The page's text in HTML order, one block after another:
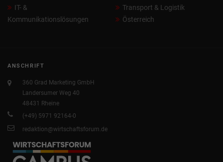
IT- &
Kommunikationslösungen
Transport & Logistik
Österreich
ANSCHRIFT
360 Grad Marketing GmbH
Landersumer Weg 40
48431 Rheine
(+49) 5971 92164-0
redaktion@wirtschaftsforum.de